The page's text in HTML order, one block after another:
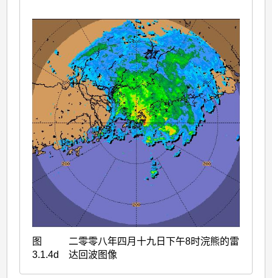
图
3.1.4d
二零零八年四月十九日下午8时浣熊的雷
达回波图像